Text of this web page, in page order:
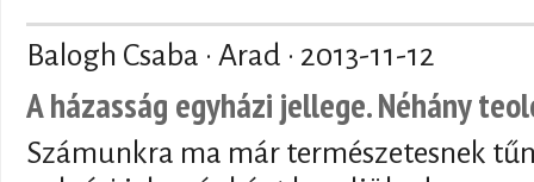
Balogh Csaba · Arad · 2013-11-12
A házasság egyházi jellege. Néhány
Számunkra ma már természetesnek